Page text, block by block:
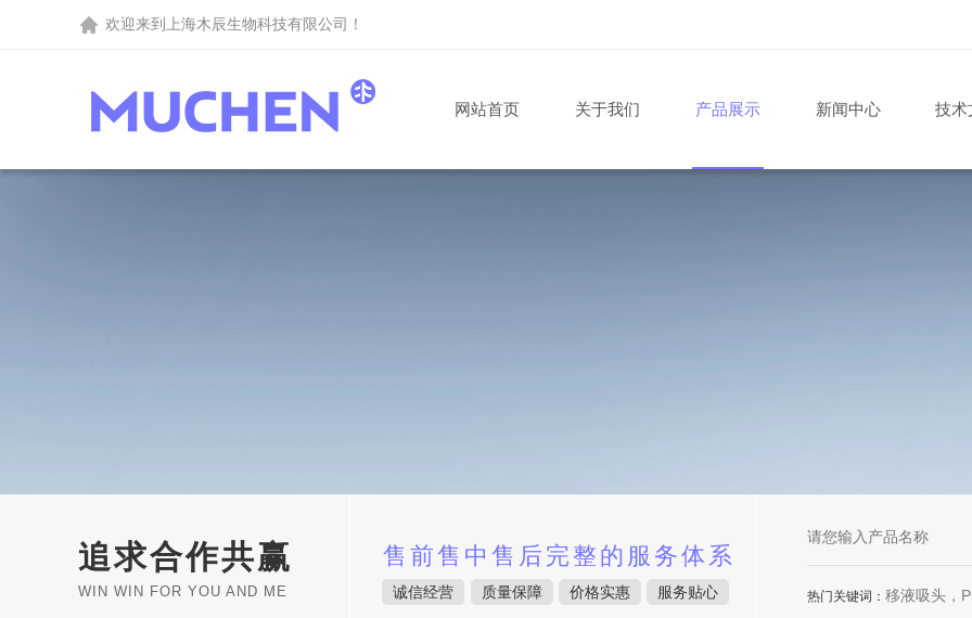
欢迎来到 上海木辰生物科技有限公司 ！
网站首页 关于我们 产品展示 新闻中心 技术
追求合作共赢
WIN WIN FOR YOU AND ME
售前售中售后完整的服务体系
诚信经营 质量保障 价格实惠 服务贴心 热门关键词： 移液吸头，